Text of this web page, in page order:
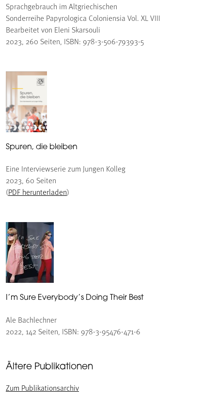
Sprachgebrauch im Altgriechischen
Sonderreihe Papyrologica Coloniensia Vol. XL VIII
Bearbeitet von Eleni Skarsouli
2023, 260 Seiten, ISBN: 978-3-506-79393-5
Spuren, die bleiben
Eine Interviewserie zum Jungen Kolleg
2023, 60 Seiten
(PDF herunterladen)
I’m Sure Everybody’s Doing Their Best
Ale Bachlechner
2022, 142 Seiten, ISBN: 978-3-95476-471-6
Ältere Publikationen
Zum Publikationsarchiv